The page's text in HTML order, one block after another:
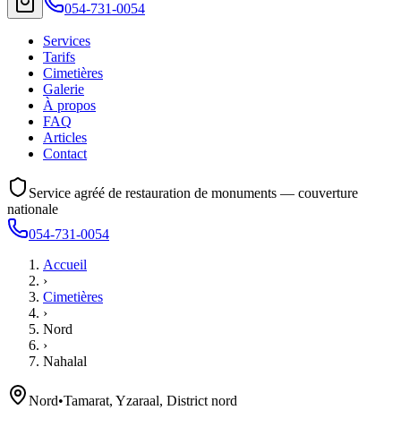
054-731-0054
Services
Tarifs
Cimetières
Galerie
À propos
FAQ
Articles
Contact
Service agréé de restauration de monuments — couverture
nationale
054-731-0054
Accueil
›
Cimetières
›
Nord
›
Nahalal
Nord•Tamarat, Yzaraal, District nord